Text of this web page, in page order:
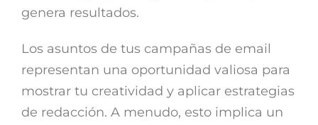
genera resultados.
Los asuntos de tus campañas de email
representan una oportunidad valiosa para
mostrar tu creatividad y aplicar estrategias
de redacción. A menudo, esto implica un